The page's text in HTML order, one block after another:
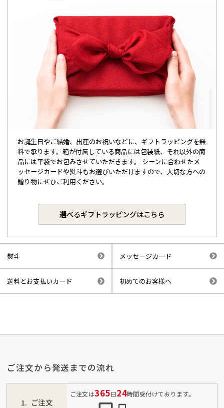
お誕生日やご結婚、出産のお祝いなどに、ギフトラッピングを無
料で承ります。箱が付属している商品には包装紙、それ以外の商
品には平袋でお包みさせていただきます。 シーンに合わせたメ
ッセージカードや熨斗もお選びいただけますので、大切な方への
贈り物にぜひご利用ください。
選べるギフトラッピングはこちら
熨斗 メッセージカード
送料とお支払いカード 初めてのお客様へ
ご注文から発送までの流れ
ご注文
ご注文は365日24時間受付けております。